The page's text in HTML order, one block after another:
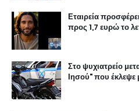
Εταιρεία
προς 1,7 ευρώ το
Στο ψυχιατρείο
Ιησού" που έκλεψε